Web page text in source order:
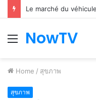
Le marché du
Menu
NowTV
Home / สุขภาพ
สุขภาพ